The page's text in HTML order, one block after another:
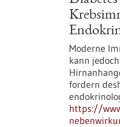
Moderne
kann
fordern
https://